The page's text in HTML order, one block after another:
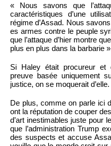
« Nous savons que
caractéristiques d’une
régime d’Assad. Nous
es armes contre le peuple
que l’attaque d’hier montre
plus en plus dans la barbarie
Si Haley était procureur et
preuve basée uniquement
justice, on se moquerait d’elle.
De plus, comme on parle ici
ont la réputation de couper
d’art inestimables juste pour
que l’administration Trump
des suspects et accuse